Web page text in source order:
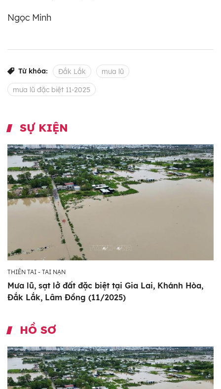
Ngọc Minh
Từ khóa: Đắk Lắk mưa lũ
mưa lũ đặc biệt 11-2025
SỰ KIỆN
THIÊN TAI - TAI NẠN
Mưa lũ, sạt lở đất đặc biệt tại Gia Lai, Khánh Hòa,
Đắk Lắk, Lâm Đồng (11/2025)
HỒ SƠ